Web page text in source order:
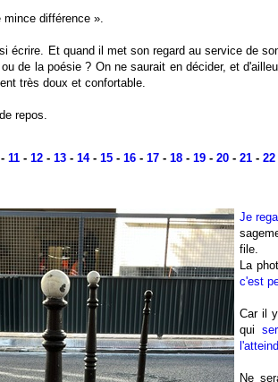
différence ».
écrire. Et quand il met son regard au service de
de la poésie ? On ne saurait en décider, et
très doux et confortable.
repos.
- 11 - 12 - 13 - 14- 15 - 16 - 17 - 18 - 19 - 20 - 21 - 22
Je
file.
La
c'est
Car il
qui
Ne